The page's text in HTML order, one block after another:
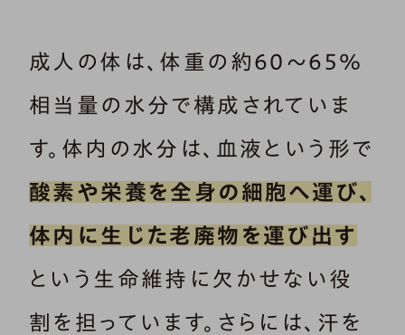
成人の体は、体重の約60～65％
相当量の水分で構成されていま
す。体内の水分は、血液という形で
酸素や栄養を全身の細胞へ運び、
体内に生じた老廃物を運び出す
という生命維持に欠かせない役
割を担っています。さらには、汗を